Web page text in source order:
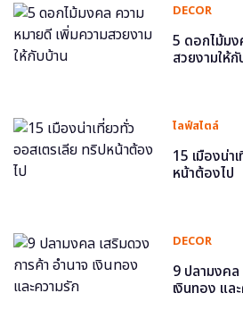
DECOR
5 ดอกไม้ม
สวยงามให้กั
ไลฟ์สไตล์
15 เมืองน่า
หน้าต้องไป
DECOR
9 ปลามงคล
เงินทอง แล